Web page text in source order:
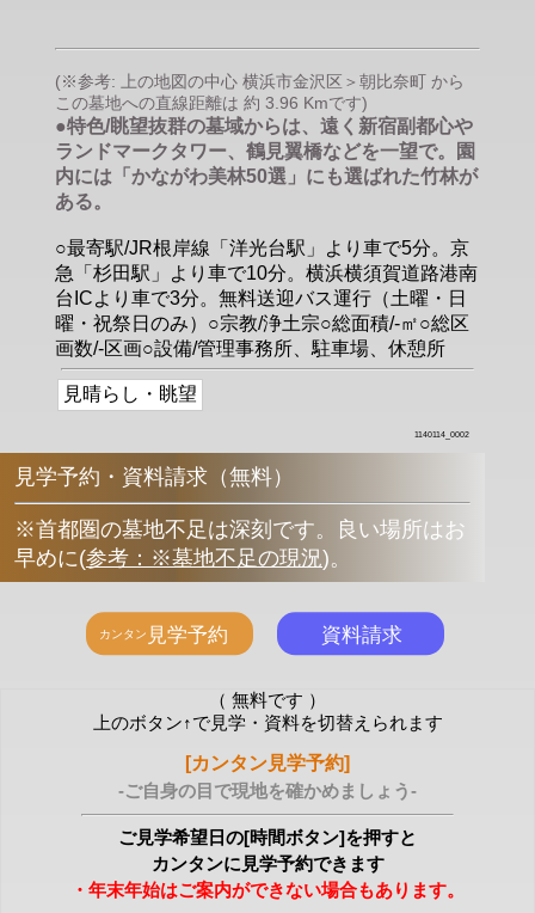
(※参考: 上の地図の中心 横浜市金沢区＞朝比奈町 から
この墓地への直線距離は 約 3.96 Kmです)
●特色/眺望抜群の墓域からは、遠く新宿副都心や
ランドマークタワー、鶴見翼橋などを一望で。園
内には「かながわ美林50選」にも選ばれた竹林が
ある。
○最寄駅/JR根岸線「洋光台駅」より車で5分。京
急「杉田駅」より車で10分。横浜横須賀道路港南
台ICより車で3分。無料送迎バス運行（土曜・日
曜・祝祭日のみ）○宗教/浄土宗○総面積/-㎡○総区
画数/-区画○設備/管理事務所、駐車場、休憩所
見晴らし・眺望
1140114_0002
見学予約・資料請求（無料）
※首都圏の墓地不足は深刻です。良い場所はお
早めに(参考：※墓地不足の現況)。
（ 無料です ）
上のボタン↑で見学・資料を切替えられます
[カンタン見学予約]
-ご自身の目で現地を確かめましょう-
ご見学希望日の[時間ボタン]を押すと
カンタンに見学予約できます
・年末年始はご案内ができない場合もあります。